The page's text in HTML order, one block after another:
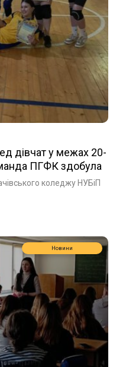
дівчат у межах 20-
ПГФК здобула
коледжу НУБіП
Новини